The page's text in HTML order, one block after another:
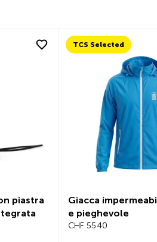
TCS Selected
Giacca impermeabile leggera
e pieghevole